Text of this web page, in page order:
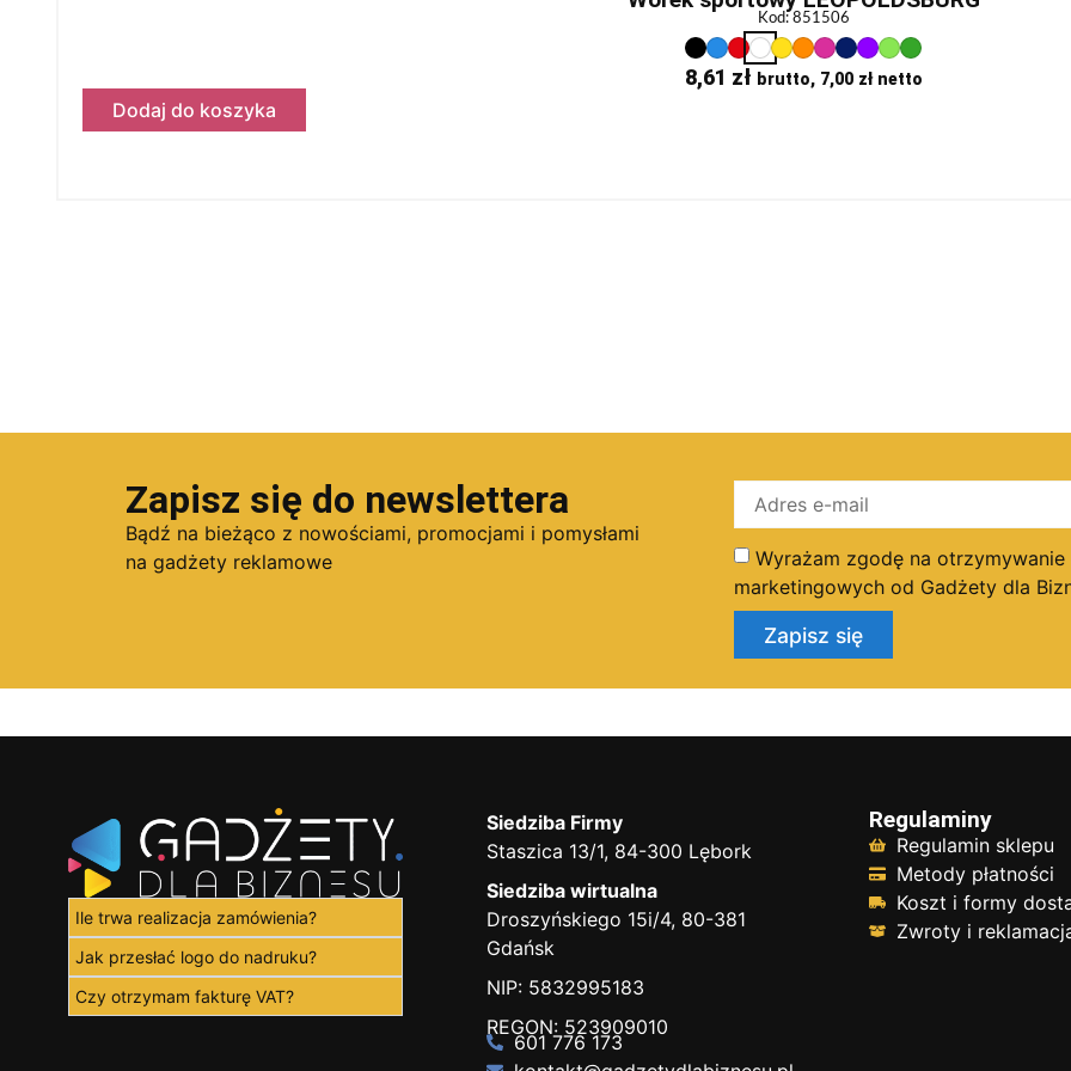
Kod: 851506
8,61 zł brutto, 7,00 złnetto
Dodaj do koszyka
Zapisz się do newslettera
Bądź na bieżąco z nowościami, promocjami i pomysłami
na gadżety reklamowe
Wyrażam zgodę na
marketingowych od Gadżety dla
Zapisz się
Ile trwa realizacja zamówienia?
Jak przesłać logo do nadruku?
Czy otrzymam fakturę VAT?
Siedziba Firmy
Staszica 13/1, 84-300 Lębork
Siedziba wirtualna
Droszyńskiego 15i/4, 80-381
Gdańsk
NIP: 5832995183
REGON: 523909010
601 776 173
Regulaminy
Regulamin sklepu
Metody płatności
Koszt i formy
Zwroty i